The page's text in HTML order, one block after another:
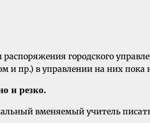
городского
и пр.) в управлении на них пока
и резко.
вменяемый учитель